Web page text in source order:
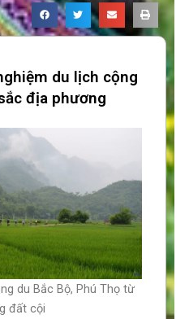
du lịch cộng
địa phương
du Bắc Bộ, Phú Thọ từ
đất cội